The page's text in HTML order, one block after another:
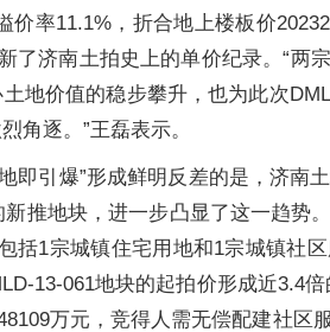
价率11.1%，折合地上楼板价
了济南土拍史上的单价纪录。“两
地价值的稳步攀升，也为此次
角逐。”王磊表示。
即引爆”形成鲜明反差的是，济南
推地块，进一步凸显了这一趋势
括1宗城镇住宅用地和1宗城镇社
13-061地块的起拍价形成近3.4
万元，竞得人需无偿配建社区